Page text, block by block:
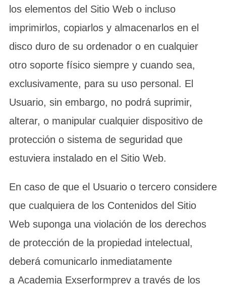
los elementos del Sitio Web o incluso
imprimirlos, copiarlos y almacenarlos en el
disco duro de su ordenador o en cualquier
otro soporte físico siempre y cuando sea,
exclusivamente, para su uso personal. El
Usuario, sin embargo, no podrá suprimir,
alterar, o manipular cualquier dispositivo de
protección o sistema de seguridad que
estuviera instalado en el Sitio Web.
En caso de que el Usuario o tercero considere
que cualquiera de los Contenidos del Sitio
Web suponga una violación de los derechos
de protección de la propiedad intelectual,
deberá comunicarlo inmediatamente
a Academia Exserformprev a través de los